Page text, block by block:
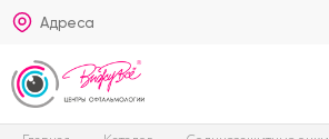
Адреса